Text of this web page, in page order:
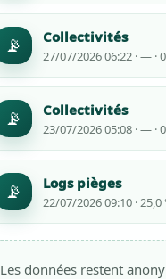
📡 Collectivités
27/07/2026 06:22 · — ·
📡 Collectivités
23/07/2026 05:08 · — ·
📡 Logs pièges
22/07/2026 09:10 · 25,0
Les données restent